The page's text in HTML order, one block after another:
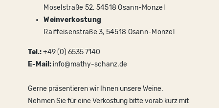
Moselstraße 52, 54518 Osann-Monzel
Weinverkostung
Raiffeisenstraße 3, 54518 Osann-Monzel
Tel.:+49 (0) 6535 7140
E-Mail: info@mathy-schanz.de
Gerne präsentieren wir Ihnen unsere Weine.
Nehmen Sie für eine Verkostung bitte vorab kurz mit